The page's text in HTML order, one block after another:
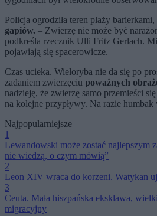
Policja ogrodziła teren plaży
gapiów. – Zwierzę nie może być
podkreśla rzecznik Ulli Fritz Gerlach.
pojawiają się spacerowicze.
Czas ucieka. Wieloryba nie da się po
zadaniem zwierzęciu poważnych
nadzieję, że zwierzę samo przemieści
na kolejne przypływy. Na razie
Najpopularniejsze
1
Lewandowski może zostać najlepszym
nie wiedzą, o czym mówią”
2
Leon XIV wraca do korzeni. Watykan
3
Ceuta. Mała hiszpańska eksklawa,
migracyjny